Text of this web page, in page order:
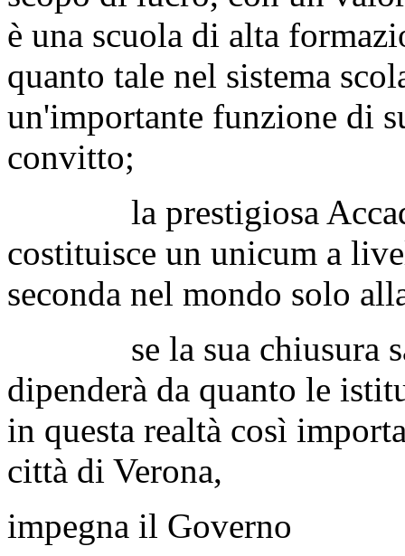
è una scuola di alta
quanto tale nel sistema
un'importante funzione di
convitto;
la prestigiosa
costituisce un unicum a
seconda nel mondo solo
se la sua chiusura
dipenderà da quanto le
in questa realtà così
città di Verona,
impegna il Governo